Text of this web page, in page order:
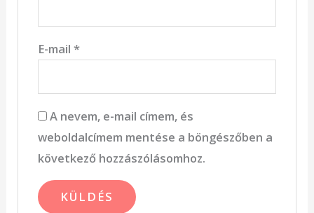
E-mail *
A nevem, e-mail címem, és
weboldalcímem mentése a böngészőben a
következő hozzászólásomhoz.